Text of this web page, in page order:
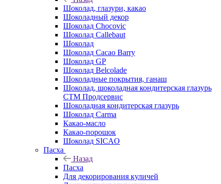
Шоколад, глазури, какао
Шоколадный декор
Шоколад Chocovic
Шоколад Callebaut
Шоколад
Шоколад Cacao Barry
Шоколад GP
Шоколад Belcolade
Шоколадные покрытия, ганаш
Шоколад, шоколадная кондитерская глазурь
СТМ Продсервис
Шоколадная кондитерская глазурь
Шоколад Carma
Какао-масло
Какао-порошок
Шоколад SICAO
Пасха
Назад
Пасха
Для декорирования куличей